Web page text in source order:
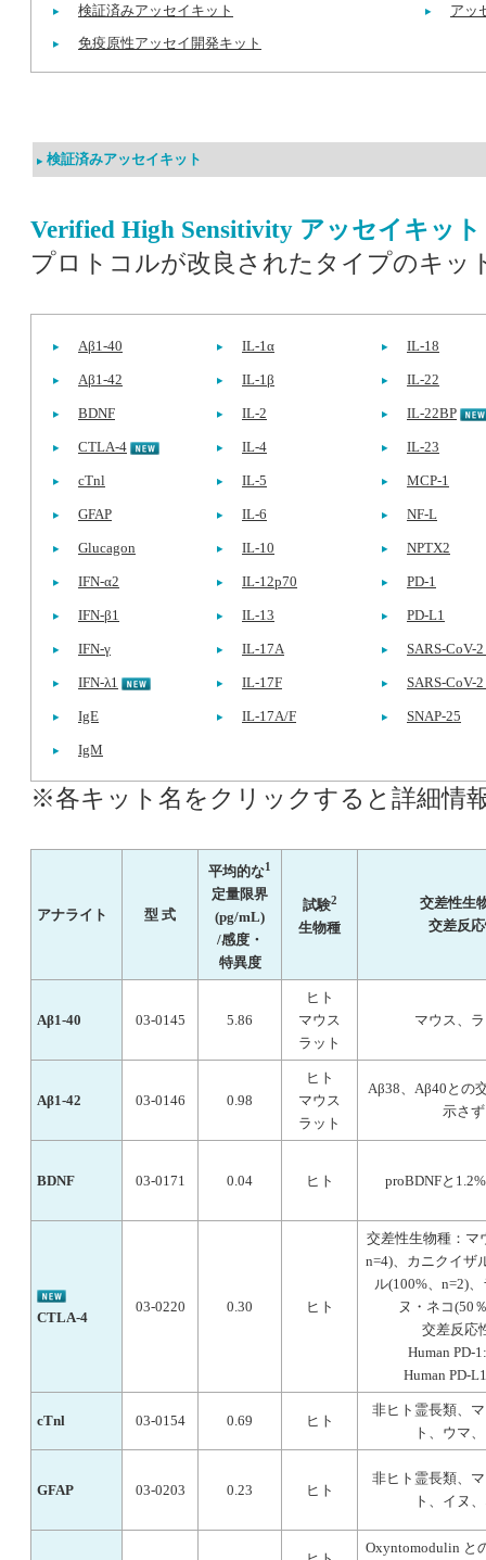
検証済みアッセイキット
アッ
免疫原性アッセイ開発キット
検証済みアッセイキット
Verified High Sensitivity アッセイキッ
プロトコルが改良されたタイプのキッ
Aβ1-40
Aβ1-42
BDNF
CTLA-4
cTnl
GFAP
Glucagon
IFN-α2
IFN-β1
IFN-γ
IFN-λ1
IgE
IgM
IL-1α
IL-1β
IL-2
IL-4
IL-5
IL-6
IL-10
IL-12p70
IL-13
IL-17A
IL-17F
IL-17A/F
IL-18
IL-22
IL-22BP
IL-23
MCP-1
NF-L
NPTX2
PD-1
PD-L1
SARS-CoV-
SARS-CoV-
SNAP-25
※各キット名をクリックすると詳細情
アナライト 型 式
平均的な1
定量限界
(pg/mL)
/感度・
特異度
試験2
生物種
交差性生
交差反
Aβ1-40 03-0145 5.86
ヒト
マウス
ラット
マウス、
Aβ1-42 03-0146 0.98
ヒト
マウス
ラット
Aβ38、Aβ40との
示さず
BDNF 03-0171 0.04 ヒト proBDNFと
CTLA-4
03-0220 0.30 ヒト
交差性生物種：マ
n=4)、カニクイザ
ル(100%、n=2)
ヌ・ネコ(50
交差反応
Human PD-
Human PD-
cTnl 03-0154 0.69 ヒト
非ヒト霊長類、
ト、ウマ
GFAP 03-0203 0.23 ヒト
非ヒト霊長類、
ト、イヌ
Oxyntomodulin と